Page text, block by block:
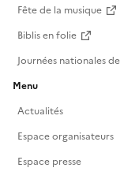
Fête de la musique
Biblis en folie
Journées nationales
Menu
Actualités
Espace organisateurs
Espace presse